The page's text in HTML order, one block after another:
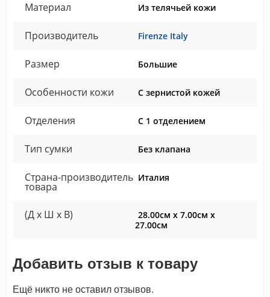
Материал Из телячьей кожи
Производитель Firenze Italy
Размер Большие
Особенности кожи С зернистой кожей
Отделения С 1 отделением
Тип сумки Без клапана
Страна-производитель
товара
Италия
(Д x Ш x В)
28.00см x 7.00см x
27.00см
Добавить отзыв к товару
Ещё никто не оставил отзывов.